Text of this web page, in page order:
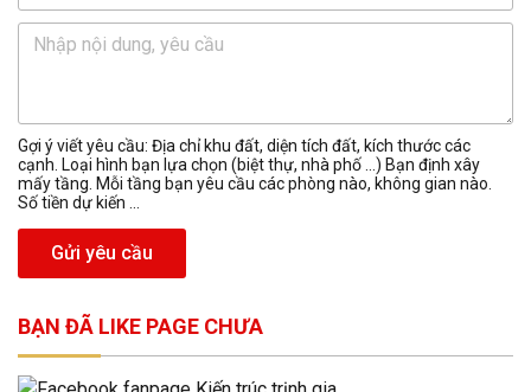
Gợi ý viết yêu cầu: Địa chỉ khu đất, diện tích đất, kích thước các
cạnh. Loại hình bạn lựa chọn (biệt thự, nhà phố …) Bạn định xây
mấy tầng. Mỗi tầng bạn yêu cầu các phòng nào, không gian nào.
Số tiền dự kiến ...
Gửi yêu cầu
BẠN ĐÃ LIKE PAGE CHƯA